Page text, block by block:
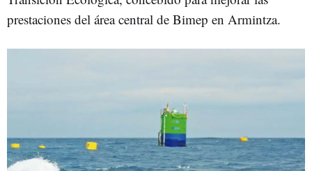
prestaciones del área central de Bimep en Armintza.